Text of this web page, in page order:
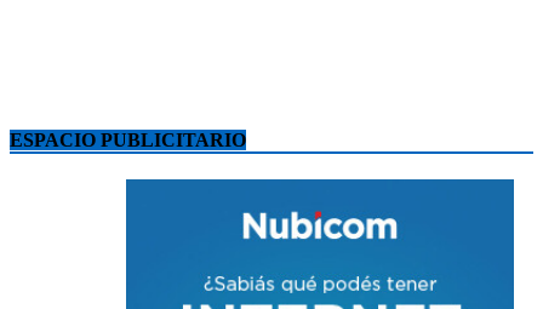
ESPACIO PUBLICITARIO